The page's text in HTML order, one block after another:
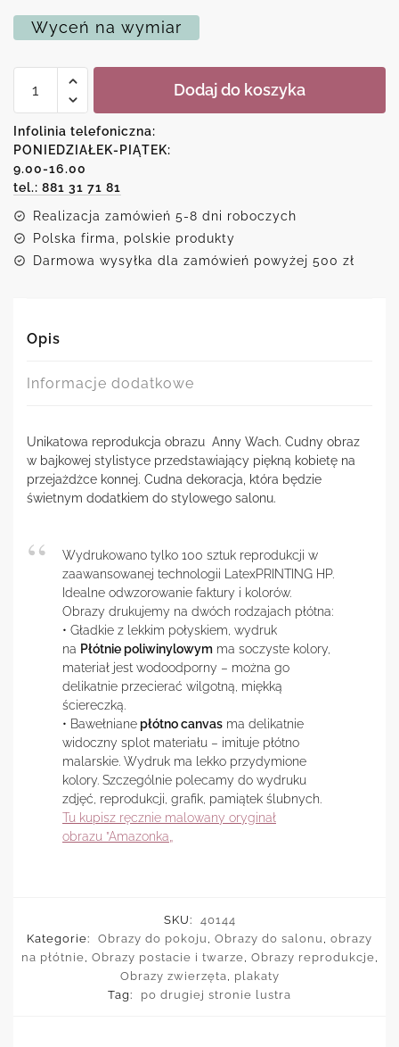
Wyceń na wymiar
Reprodukcja
malarstwa
dama
z
koniem
Dodaj do koszyka
Infolinia telefoniczna:
PONIEDZIAŁEK-PIĄTEK:
9.00-16.00
tel.: 881 31 71 81
Realizacja zamówień 5-8 dni roboczych
Polska firma, polskie produkty
Darmowa wysyłka dla zamówień powyżej 500 zł
Opis
Informacje dodatkowe
Unikatowa reprodukcja obrazu Anny Wach. Cudny obraz
w bajkowej stylistyce przedstawiający piękną kobietę na
przejażdżce konnej. Cudna dekoracja, która będzie
świetnym dodatkiem do stylowego salonu.
Wydrukowano tylko 100 sztuk reprodukcji w
zaawansowanej technologii LatexPRINTING HP.
Idealne odwzorowanie faktury i kolorów.
Obrazy drukujemy na dwóch rodzajach płótna:
• Gładkie z lekkim połyskiem, wydruk
na Płótnie poliwinylowym ma soczyste kolory,
materiał jest wodoodporny – można go
delikatnie przecierać wilgotną, miękką
ściereczką.
• Bawełniane płótno canvas ma delikatnie
widoczny splot materiału – imituje płótno
malarskie. Wydruk ma lekko przydymione
kolory. Szczególnie polecamy do wydruku
zdjęć, reprodukcji, grafik, pamiątek ślubnych.
Tu kupisz ręcznie malowany oryginał
obrazu ”Amazonka„
SKU:
40144
Kategorie:
Obrazy do pokoju Obrazy do salonu
obrazy
na płótnie Obrazy postacie i twarze Obrazy reprodukcje
Obrazy zwierzęta
plakaty
Tag:
po drugiej stronie lustra